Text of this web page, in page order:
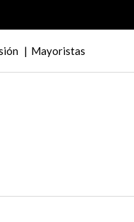
Mayoristas